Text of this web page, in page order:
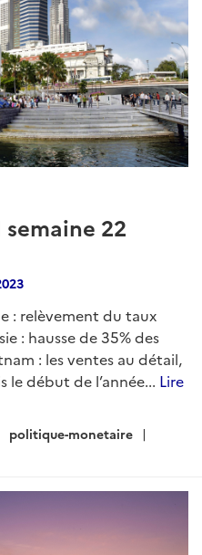
semaine 22
: relèvement du taux
: hausse de 35% des
: les ventes au détail,
le début de l’année... Lire
politique-monetaire